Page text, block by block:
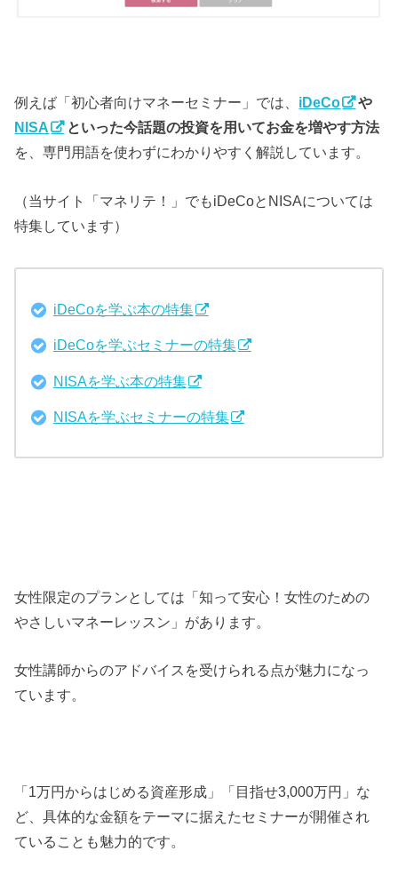
例えば「初心者向けマネーセミナー」では、 iDeCo
や
NISA
といった今話題の投資を用いてお金を増やす方法
を、専門用語を使わずにわかりやすく解説しています。
（当サイト「マネリテ！」でもiDeCoとNISAについては
特集しています）
iDeCoを学ぶ本の特集
iDeCoを学ぶセミナーの特集
NISAを学ぶ本の特集
NISAを学ぶセミナーの特集
女性限定のプランとしては「知って安心！女性のための
やさしいマネーレッスン」があります。
女性講師からのアドバイスを受けられる点が魅力になっ
ています。
「1万円からはじめる資産形成」「目指せ3,000万円」な
ど、具体的な金額をテーマに据えたセミナーが開催され
ていることも魅力的です。